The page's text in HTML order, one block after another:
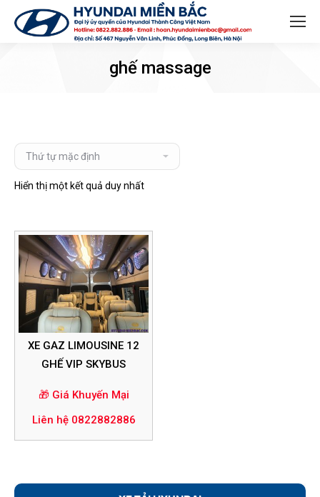
Search:
ghế massage
Hiển thị một kết quả duy nhất
XE GAZ LIMOUSINE 12
GHẾ VIP SKYBUS
🎁 Giá Khuyến Mại
Liên hệ 0822882886